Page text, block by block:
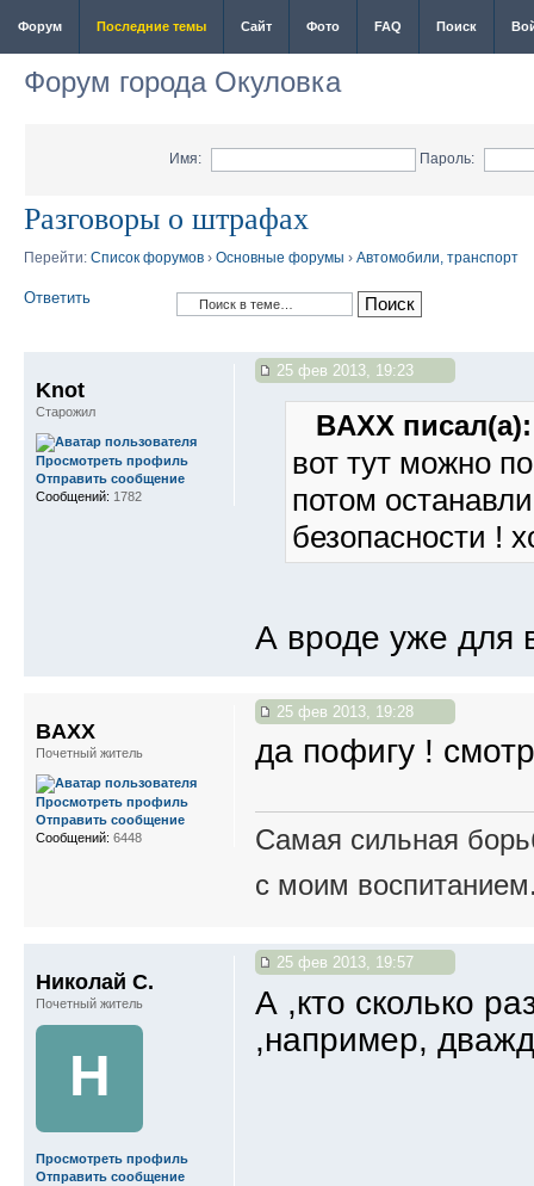
Форум Последние темы Сайт Фото FAQ Поиск
Форум города Окуловка
Имя: Пароль:
Разговоры о штрафах
Перейти: Список форумов › Основные форумы › Автомобили, транспорт
Ответить
25 фев 2013, 19:23
BAXX писал(а):
вот тут можно
потом
безопасности !
А вроде уже для
Knot
Старожил
Просмотреть профиль
Отправить сообщение
Сообщений: 1782
25 фев 2013, 19:28
да пофигу !
Самая сильная
с моим
BAXX
Почетный житель
Просмотреть профиль
Отправить сообщение
Сообщений: 6448
25 фев 2013, 19:57
А ,кто сколько
,например,
Николай С.
Почетный житель
Н
Просмотреть профиль
Отправить сообщение